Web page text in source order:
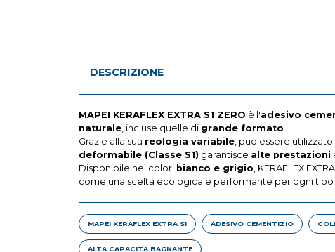
DESCRIZIONE
MAPEI KERAFLEX EXTRA S1 ZERO è l'adesivo
naturale , incluse quelle di grande formato
Grazie alla sua reologia variabile , può essere
deformabile (Classe S1) garantisce alte prestazioni
Disponibile nei colori bianco e grigio , KERAFLEX
come una scelta ecologica e performante per ogni tipo
MAPEI KERAFLEX EXTRA S1 ADESIVO CEMENTIZIO
ALTA CAPACITÀ BAGNANTE